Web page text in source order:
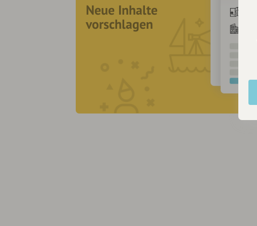
Neue Inhalte
vorschlagen